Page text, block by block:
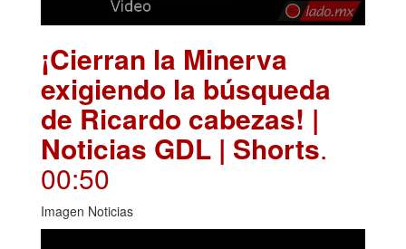
¡Cierran la Minerva
exigiendo la búsqueda
de Ricardo cabezas! |
Noticias GDL | Shorts.
00:50
Imagen Noticias